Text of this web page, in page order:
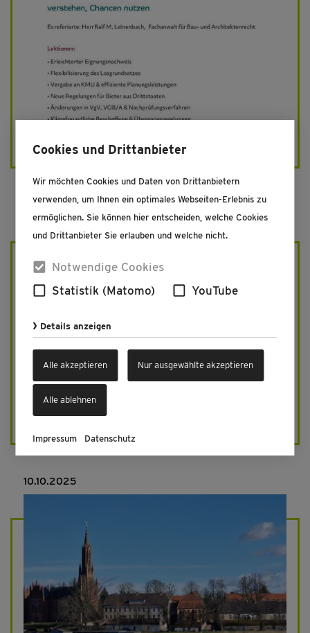
Cookies und Drittanbieter
Wir möchten Cookies und Daten von Drittanbietern
verwenden, um Ihnen ein optimales Webseiten-Erlebnis zu
ermöglichen. Sie können hier entscheiden, welche Cookies
und Drittanbieter Sie erlauben und welche nicht.
Notwendige Cookies
Statistik (Matomo)
YouTube
Details anzeigen
Alle akzeptieren Nur ausgewählte akzeptieren
Alle ablehnen
Impressum Datenschutz
Fortbildung Neues Vergabegesetz 2026
26.12.2025
auf XXL-LED-Screen
Archäologisches Fenster am Münster Herford –
Geschichte im Übergang
10.10.2025